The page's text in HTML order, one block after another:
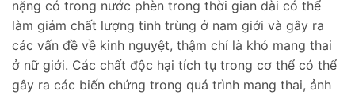
nặng có trong nước phèn trong thời gian dài có thể
làm giảm chất lượng tinh trùng ở nam giới và gây ra
các vấn đề về kinh nguyệt, thậm chí là khó mang thai
ở nữ giới. Các chất độc hại tích tụ trong cơ thể có thể
gây ra các biến chứng trong quá trình mang thai, ảnh